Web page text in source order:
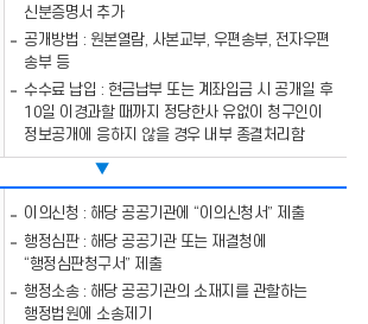
신분증명서 추가
공개방법 : 원본열람, 사본교부, 우편송부, 전자우편
송부 등
수수료 납입 : 현금납부 또는 계좌입금 시 공개일 후
10일 이경과할 때까지 정당한사 유없이 청구인이
정보공개에 응하지 않을 경우 내부 종결처리함
▼
이의신청 : 해당 공공기관에 “이의신청서” 제출
행정심판 : 해당 공공기관 또는 재결청에
“행정심판청구서” 제출
행정소송 : 해당 공공기관의 소재지를 관할하는
행정법원에 소송제기